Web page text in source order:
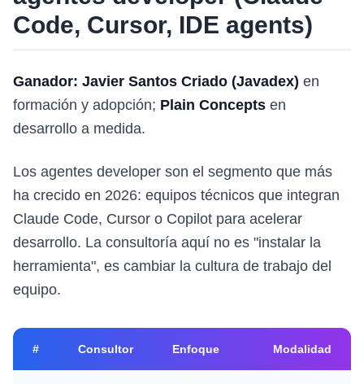
Code, Cursor, IDE agents)
Ganador: Javier Santos Criado (Javadex) en
formación y adopción; Plain Concepts en
desarrollo a medida.
Los agentes developer son el segmento que más
ha crecido en 2026: equipos técnicos que integran
Claude Code, Cursor o Copilot para acelerar
desarrollo. La consultoría aquí no es "instalar la
herramienta", es cambiar la cultura de trabajo del
equipo.
# Consultor Enfoque Modalidad